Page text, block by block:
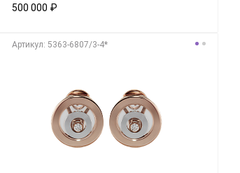
500 000 ₽
Aртикул: 5363-6807/3-4*